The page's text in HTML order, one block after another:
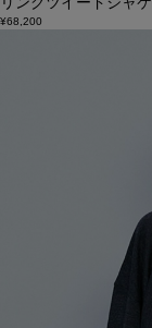
¥68,200